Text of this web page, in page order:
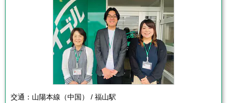
交通： 山陽本線（中国） / 福山駅